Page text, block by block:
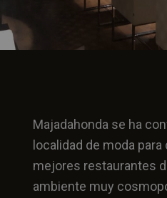
Majadahonda se ha
localidad de moda
mejores restaurantes
ambiente muy